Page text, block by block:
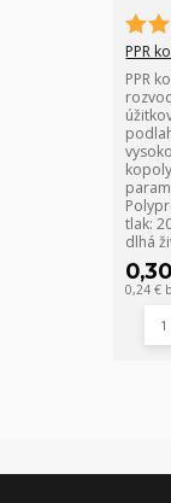
PPR
PPR
tlak:
dlhá
0,24 €